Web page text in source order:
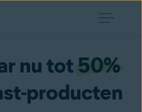
nu tot50%
producten